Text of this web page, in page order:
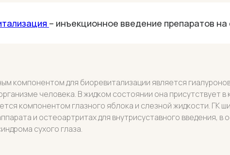
– инъекционное введение препаратов
компонентом для биоревитализации является
человека. В жидком состоянии она
компонентом глазного яблока и слезной жидкости. ГК
и остеоартритах для внутрисуставного
сухого глаза.